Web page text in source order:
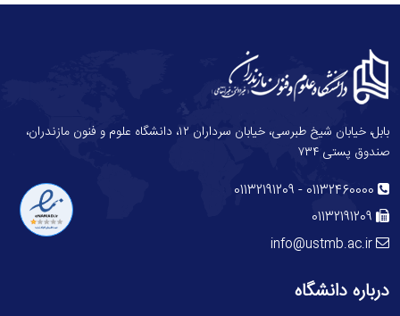
بابل، خیابان شیخ طبرسی، خیابان سرداران ۱۲، دانشگاه علوم و فنون مازندران،
صندوق پستی ۷۳۴
01132460000
-
01132191209
01132191209
info@ustmb.ac.ir
درباره دانشگاه